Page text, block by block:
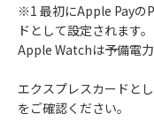
※1 最初にApple Payの
ドとして設定されます。
Apple Watchは予備電力
エクスプレスカードと
をご確認ください。